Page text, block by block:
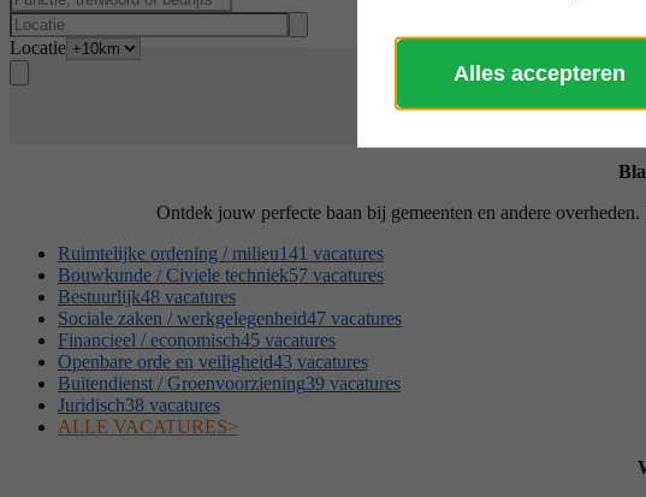
Locatie
Ontdek jouw perfecte baan bij gemeenten en andere
Ruimtelijke ordening / milieu141 vacatures
Bouwkunde / Civiele techniek57 vacatures
Bestuurlijk48 vacatures
Sociale zaken / werkgelegenheid47 vacatures
Financieel / economisch45 vacatures
Openbare orde en veiligheid43 vacatures
Buitendienst / Groenvoorziening39 vacatures
Juridisch38 vacatures
ALLE VACATURES
Alles accepteren